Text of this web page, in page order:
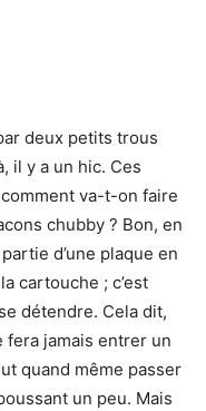
deux petits trous
il y a un hic. Ces
va-t-on faire
chubby ? Bon, en
d’une plaque en
cartouche ; c’est
détendre. Cela dit,
fera jamais entrer un
quand même passer
un peu. Mais